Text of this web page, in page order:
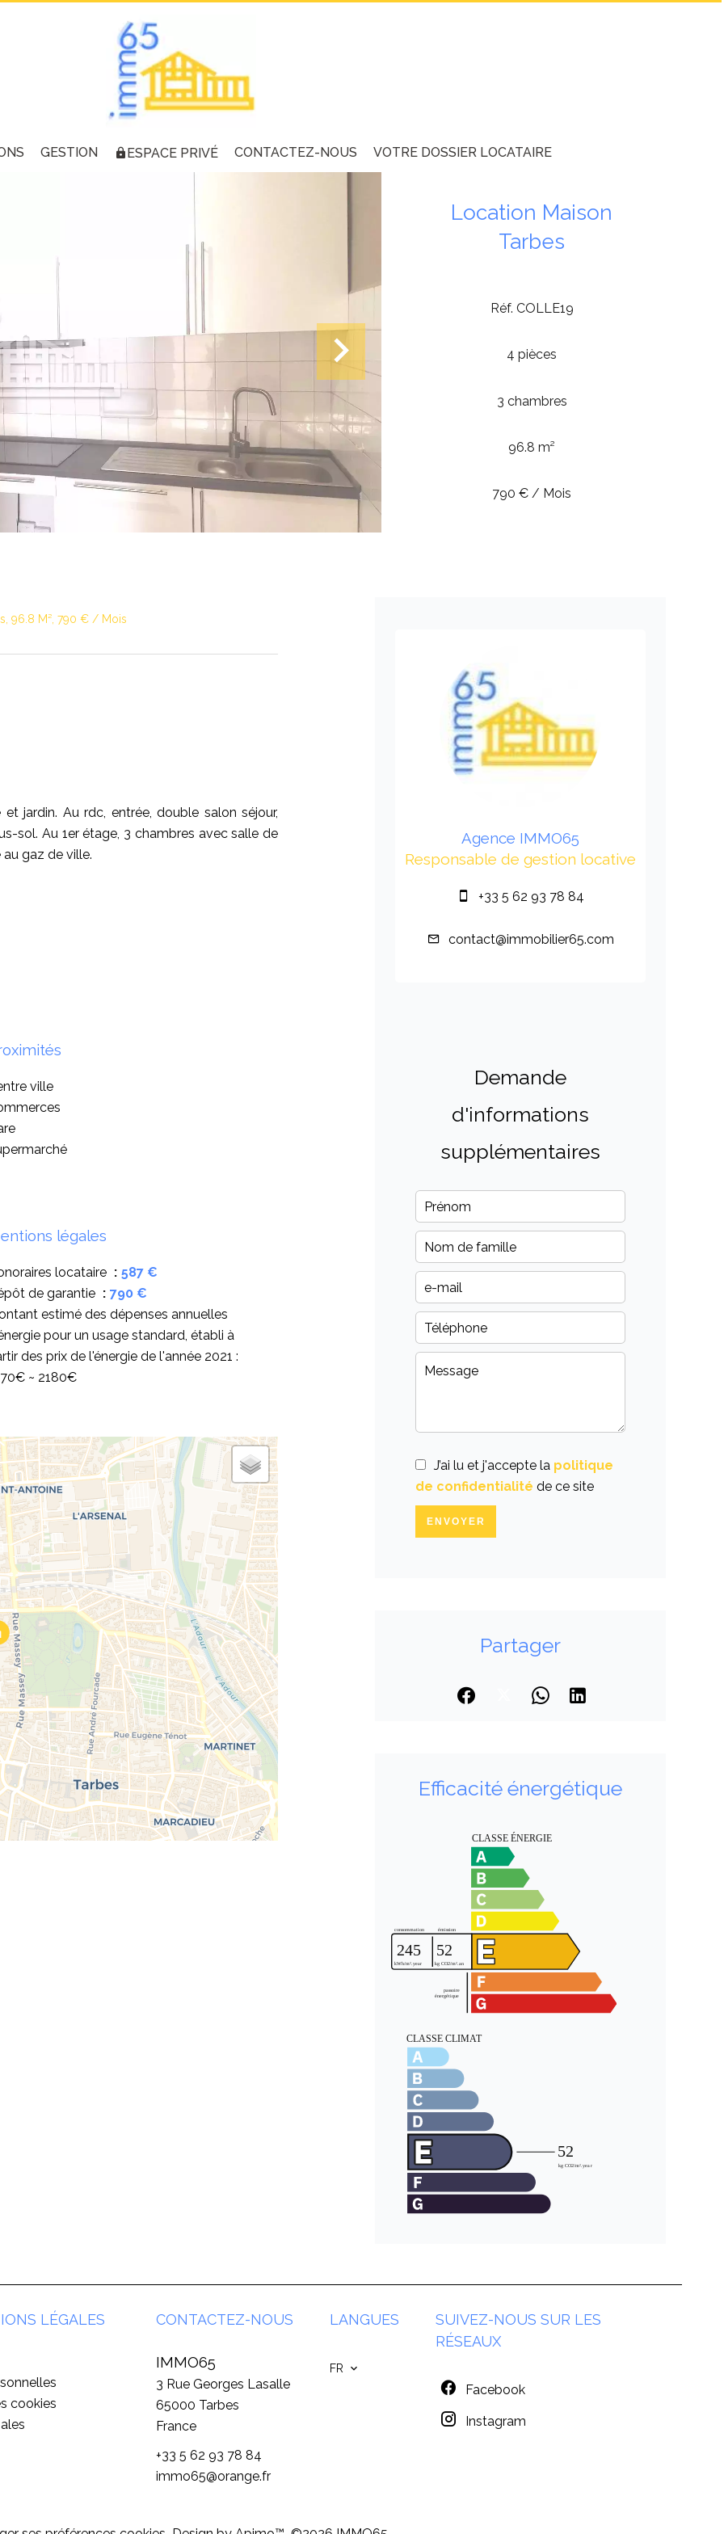
GESTION ESPACE PRIVÉ CONTACTEZ-NOUS VOTRE DOSSIER LOCATAIRE
Location Maison
Tarbes
Réf. COLLE19
4 pièces
3 chambres
96.8 m²
790 € / Mois
96.8 M², 790 € / Mois
jardin. Au rdc, entrée, double salon séjour,
sol. Au 1er étage, 3 chambres avec salle de
gaz de ville.
ville
légales
locataire
587 €
de garantie
790 €
estimé des dépenses annuelles
pour un usage standard, établi à
des prix de l'énergie de l'année 2021 :
~ 2180€
Agence IMMO65
Responsable de gestion locative
+33 5 62 93 78 84
contact@immobilier65.com
Demande
d'informations
supplémentaires
J’ai lu et j'accepte la politique
de confidentialité de ce site
ENVOYER
Partager
Efficacité énergétique
LÉGALES
cookies
CONTACTEZ-NOUS
IMMO65
3 Rue Georges Lasalle
65000 Tarbes
France
+33 5 62 93 78 84
immo65@orange.fr
LANGUES
FR
SUIVEZ-NOUS SUR LES
RÉSEAUX
Facebook
Instagram